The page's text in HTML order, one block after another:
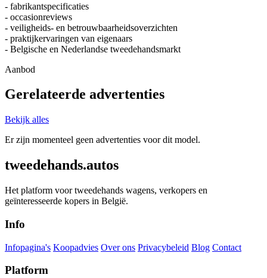
- fabrikantspecificaties
- occasionreviews
- veiligheids- en betrouwbaarheidsoverzichten
- praktijkervaringen van eigenaars
- Belgische en Nederlandse tweedehandsmarkt
Aanbod
Gerelateerde advertenties
Bekijk alles
Er zijn momenteel geen advertenties voor dit model.
tweedehands.autos
Het platform voor tweedehands wagens, verkopers en
geïnteresseerde kopers in België.
Info
Infopagina's Koopadvies Over ons Privacybeleid Blog Contact
Platform